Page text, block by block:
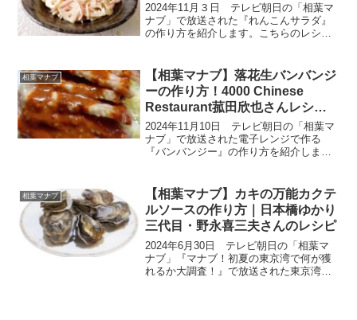
2024年11月３日 テレビ朝日の「相葉マ
ナブ」で放送された『れんこんサラダ』
の作り方を紹介します。こちらのレシピ
田市の『れんこん』です。農家さんが育
てているのは「古代...
相葉マナブ
【相葉マナブ】落花生バンバンジ
ーの作り方！4000 Chinese
Restaurant菰田欣也さんレシピ
（11月10日）
2024年11月10日 テレビ朝日の「相葉マ
ナブ」で放送された電子レンジで作る
『バンバンジー』の作り方を紹介しま
た絶品レシピです。今回、お世話にな
る...
相葉マナブ
【相葉マナブ】カキの万能カクテ
ルソースの作り方｜日本橋ゆかり
三代目・野永喜三夫さんのレシピ
2024年6月30日 テレビ朝日の「相葉マ
ナブ」『マナブ！初夏の東京湾で何が獲
れるか大調査！』で放送された東京湾で